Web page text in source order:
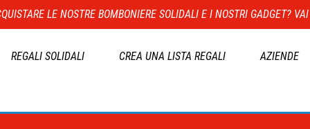
LE NOSTRE BOMBONIERE SOLIDALI E I NOSTRI GADGET?
REGALI SOLIDALI CREA UNA LISTA REGALI AZIENDE